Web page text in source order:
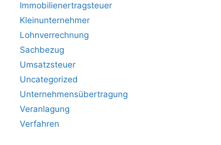
Immobilienertragsteuer
Kleinunternehmer
Lohnverrechnung
Sachbezug
Umsatzsteuer
Uncategorized
Unternehmensübertragung
Veranlagung
Verfahren